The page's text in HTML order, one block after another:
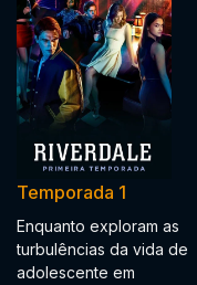
Temporada 1
Enquanto exploram as
turbulências da vida de
adolescente em